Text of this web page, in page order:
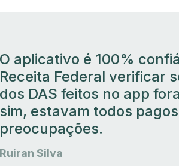
O aplicativo é 100%
Receita Federal verificar
dos DAS feitos no app
sim, estavam todos
preocupações.
Ruiran Silva